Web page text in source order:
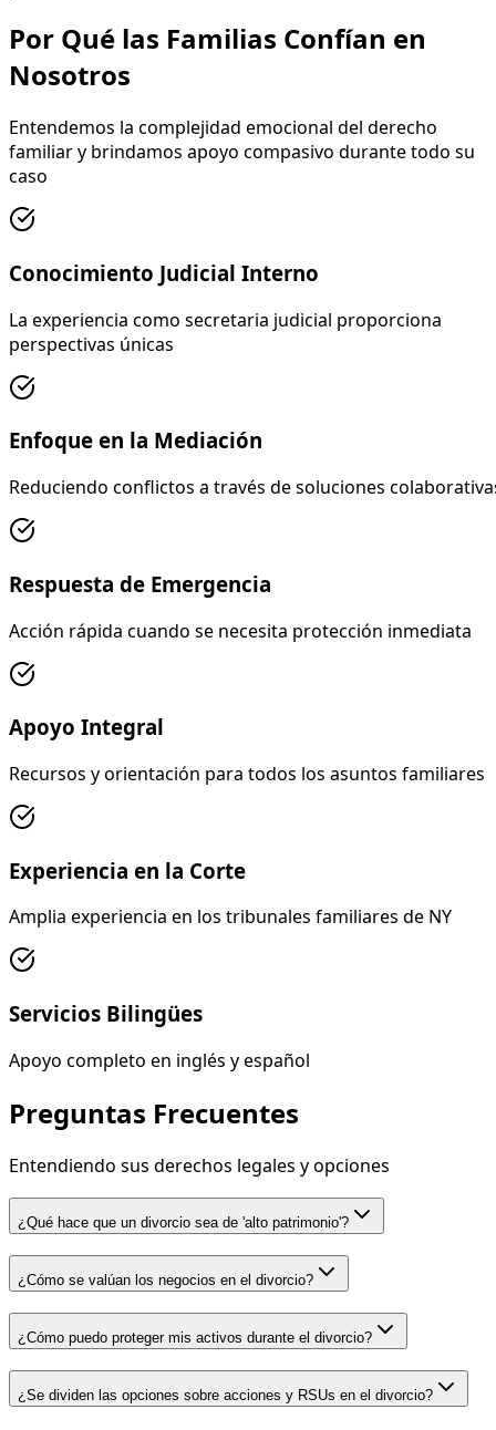
Por Qué las Familias Confían en
Nosotros
Entendemos la complejidad emocional del derecho
familiar y brindamos apoyo compasivo durante todo su
caso
Conocimiento Judicial Interno
La experiencia como secretaria judicial proporciona
perspectivas únicas
Enfoque en la Mediación
Reduciendo conflictos a través de soluciones
Respuesta de Emergencia
Acción rápida cuando se necesita protección inmediata
Apoyo Integral
Recursos y orientación para todos los asuntos familiares
Experiencia en la Corte
Amplia experiencia en los tribunales familiares de NY
Servicios Bilingües
Apoyo completo en inglés y español
Preguntas Frecuentes
Entendiendo sus derechos legales y opciones
¿Qué hace que un divorcio sea de 'alto patrimonio'?
¿Cómo se valúan los negocios en el divorcio?
¿Cómo puedo proteger mis activos durante el divorcio?
¿Se dividen las opciones sobre acciones y RSUs en el divorcio?